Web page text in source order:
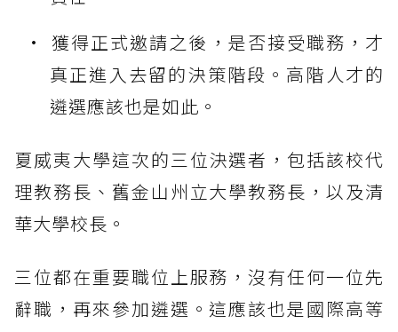
獲得正式邀請之後，是否接受職務，才
真正進入去留的決策階段。高階人才的
遴選應該也是如此。
夏威夷大學這次的三位決選者，包括該校代
理教務長、舊金山州立大學教務長，以及清
華大學校長。
三位都在重要職位上服務，沒有任何一位先
辭職，再來參加遴選。這應該也是國際高等